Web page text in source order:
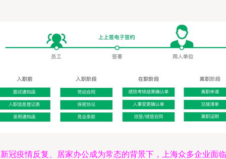
冠疫情反复、居家办公成为常态的背景下，上海众多企业面临